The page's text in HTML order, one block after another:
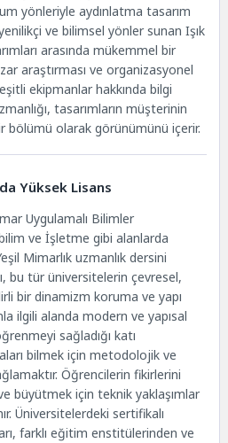
yönleriyle aydınlatma tasarım
ve bilimsel yönler sunan Işık
arasında mükemmel bir
araştırması ve organizasyonel
ekipmanlar hakkında bilgi
tasarımların müşterinin
bölümü olarak görünümünü içerir.
Yüksek Lisans
Uygulamalı Bilimler
ve İşletme gibi alanlarda
Mimarlık uzmanlık dersini
bu tür üniversitelerin çevresel,
bir dinamizm koruma ve yapı
ilgili alanda modern ve yapısal
sağladığı katı
bilmek için metodolojik ve
Öğrencilerin fikirlerini
büyütmek için teknik yaklaşımlar
Üniversitelerdeki sertifikalı
farklı eğitim enstitülerinden ve